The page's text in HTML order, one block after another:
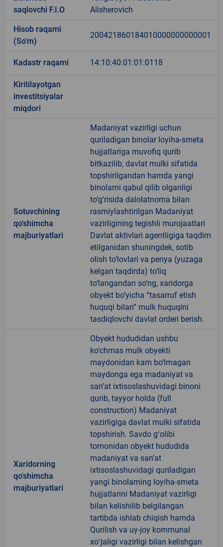
saqlovchi F.I.O
Alisherovich
Hisob raqami
(So'm)
200421860184010000000000001
Kadastr raqami 14:10:40:01:01:0118
Kiritilayotgan
investitsiyalar
miqdori
Sotuvchining
qo'shimcha
majburiyatlari
Madaniyat vazirligi uchun
quriladigan binolar loyiha-smeta
hujjatlariga muvofiq qurib
bitkazilib, davlat mulki sifatida
topshirilgandan hamda yangi
binolarni qabul qilib olganligi
to‘g‘risida dalolatnoma bilan
rasmiylashtirilgan Madaniyat
vazirligining tegishli murojaatlari
Davlat aktivlari agentligiga taqdim
etilganidan shuningdek, sotib
olish to‘lovlari va penya (yuzaga
kelgan taqdirda) to‘liq
to‘langandan so‘ng, xaridorga
obyekt bo‘yicha “tasarruf etish
huquqi bilan” mulk huquqini
tasdiqlovchi davlat orderi berish.
Xaridorning
qo'shimcha
majburiyatlari
Obyekt hududidan ushbu
ko‘chmas mulk obyekti
maydonidan kam bo‘lmagan
maydonga ega madaniyat va
san’at ixtisoslashuvidagi binoni
qurib, tayyor holda (full
construction) Madaniyat
vazirligiga davlat mulki sifatida
topshirish. Savdo gʻolibi
tomonidan obyekt hududida
madaniyat va sanʼat
ixtisoslashuvidagi quriladigan
yangi binolarning loyiha-smeta
hujjatlarini Madaniyat vazirligi
bilan kelishilib belgilangan
tartibda ishlab chiqish hamda
Qurilish va uy-joy kommunal
xoʻjaligi vazirligi bilan kelishgan